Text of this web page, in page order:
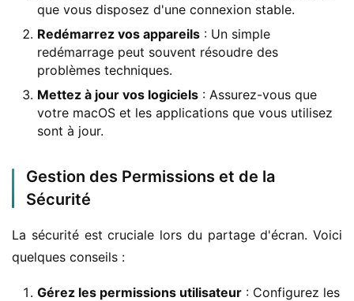
que vous disposez d'une connexion stable.
Redémarrez vos appareils : Un simple
redémarrage peut souvent résoudre des
problèmes techniques.
Mettez à jour vos logiciels : Assurez-vous que
votre macOS et les applications que vous utilisez
sont à jour.
Gestion des Permissions et de la
Sécurité
La sécurité est cruciale lors du partage d'écran. Voici
quelques conseils :
Gérez les permissions utilisateur : Configurez les